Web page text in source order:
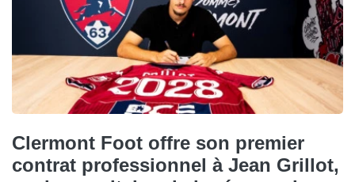
Clermont Foot offre son premier
contrat professionnel à Jean Grillot,